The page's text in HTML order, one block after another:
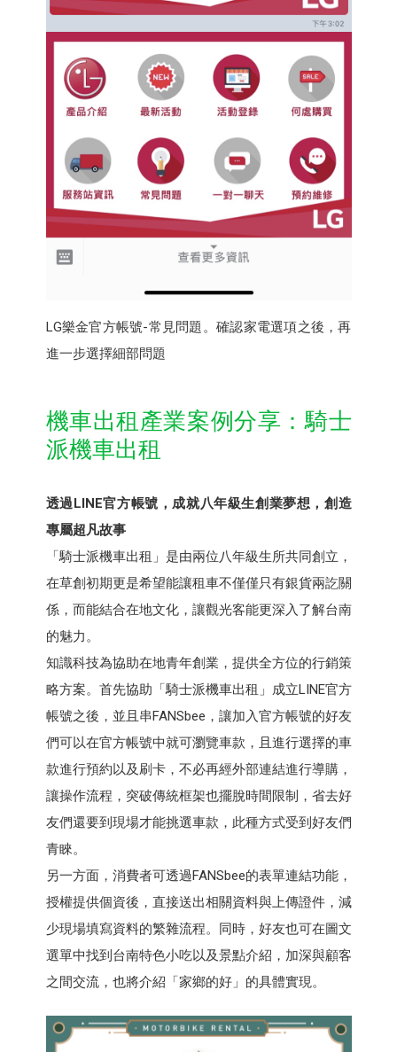
LG樂金官方帳號-常見問題。確認家電選項之後，再
進一步選擇細部問題
機車出租產業案例分享：騎士
派機車出租
透過LINE官方帳號，成就八年級生創業夢想，創造
專屬超凡故事
「騎士派機車出租」是由兩位八年級生所共同創立，
在草創初期更是希望能讓租車不僅僅只有銀貨兩訖關
係，而能結合在地文化，讓觀光客能更深入了解台南
的魅力。
知識科技為協助在地青年創業，提供全方位的行銷策
略方案。首先協助「騎士派機車出租」成立LINE官方
帳號之後，並且串FANSbee，讓加入官方帳號的好友
們可以在官方帳號中就可瀏覽車款，且進行選擇的車
款進行預約以及刷卡，不必再經外部連結進行導購，
讓操作流程，突破傳統框架也擺脫時間限制，省去好
友們還要到現場才能挑選車款，此種方式受到好友們
青睞。
另一方面，消費者可透過FANSbee的表單連結功能，
授權提供個資後，直接送出相關資料與上傳證件，減
少現場填寫資料的繁雜流程。同時，好友也可在圖文
選單中找到台南特色小吃以及景點介紹，加深與顧客
之間交流，也將介紹「家鄉的好」的具體實現。